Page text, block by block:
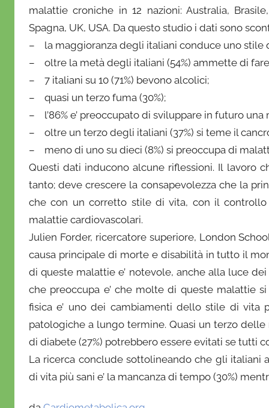
e
l
a
O
n
o
f
r
i
malattie croniche in 12 nazioni: Australia,
Spagna, UK, USA. Da questo studio i dati sono
– la maggioranza degli italiani conduce uno stile
– oltre la metà degli italiani (54%) ammette di
– 7 italiani su 10 (71%) bevono alcolici;
– quasi un terzo fuma (30%);
– l’86% e’ preoccupato di sviluppare in futuro una
– oltre un terzo degli italiani (37%) si teme il
– meno di uno su dieci (8%) si preoccupa di
Questi dati inducono alcune riflessioni. Il lavoro
tanto; deve crescere la consapevolezza che la
che con un corretto stile di vita, con il
malattie cardiovascolari.
Julien Forder, ricercatore superiore, London
causa principale di morte e disabilità in tutto il
di queste malattie e’ notevole, anche alla luce
che preoccupa e’ che molte di queste malattie
fisica e’ uno dei cambiamenti dello stile di vita
patologiche a lungo termine. Quasi un terzo
di diabete (27%) potrebbero essere evitati se tutti
La ricerca conclude sottolineando che gli
di vita più sani e’ la mancanza di tempo (30%)